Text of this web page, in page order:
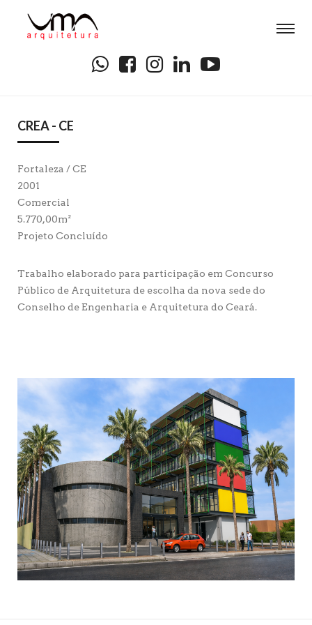
CREA - CE
Fortaleza / CE
2001
Comercial
5.770,00m²
Projeto Concluído
Trabalho elaborado para participação em Concurso
Público de Arquitetura de escolha da nova sede do
Conselho de Engenharia e Arquitetura do Ceará.